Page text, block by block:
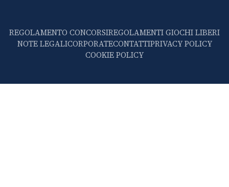
REGOLAMENTO CONCORSIREGOLAMENTI GIOCHI LIBERI
NOTE LEGALICORPORATECONTATTIPRIVACY POLICY
COOKIE POLICY